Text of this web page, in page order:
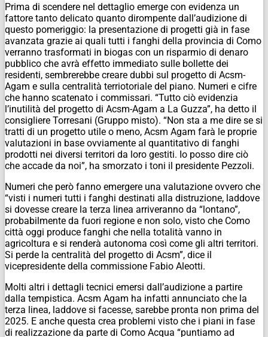
Prima di scendere nel dettaglio emerge con evidenza un
fattore tanto delicato quanto dirompente dall’audizione di
questo pomeriggio: la presentazione di progetti già in fase
avanzata grazie ai quali tutti i fanghi della provincia di Como
verranno trasformati in biogas con un risparmio di denaro
pubblico che avrà effetto immediato sulle bollette dei
residenti, sembrerebbe creare dubbi sul progetto di Acsm-
Agam e sulla centralità terriotoriale del piano. Numeri e cifre
che hanno scatenato i commissari. “Tutto ciò evidenzia
l’inutilità del progetto di Acsm-Agam a La Guzza”, ha detto il
consigliere Torresani (Gruppo misto). “Non sta a me dire se si
tratti di un progetto utile o meno, Acsm Agam farà le proprie
valutazioni in base ovviamente al quantitativo di fanghi
prodotti nei diversi territori da loro gestiti. Io posso dire ciò
che accade da noi”, ha smorzato i toni il presidente Pezzoli.
Numeri che però fanno emergere una valutazione ovvero che
“visti i numeri tutti i fanghi destinati alla distruzione, laddove
si dovesse creare la terza linea arriveranno da “lontano”,
probabilmente da fuori regione e non solo, visto che Como
città oggi produce fanghi che nella totalità vanno in
agricoltura e si renderà autonoma così come gli altri territori.
Si perde la centralità del progetto di Acsm”, dice il
vicepresidente della commissione Fabio Aleotti.
Molti altri i dettagli tecnici emersi dall’audizione a partire
dalla tempistica. Acsm Agam ha infatti annunciato che la
terza linea, laddove si facesse, sarebbe pronta non prima del
2025. E anche questa crea problemi visto che i piani in fase
di realizzazione da parte di Como Acqua “puntiamo ad